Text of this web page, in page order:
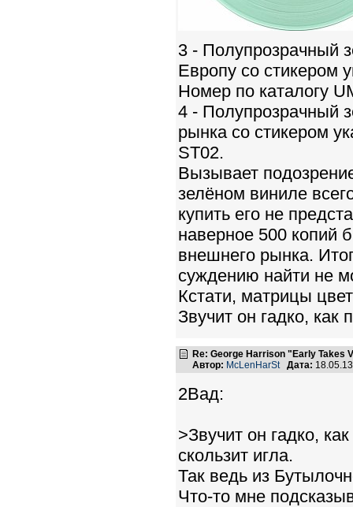
3 - Полупрозрачный
Европу со стикером
Номер по каталогу
4 - Полупрозрачный
рынка со стикером
ST02.
Вызывает
зелёном виниле
купить его не
наверное 500 копий
внешнего рынка.
суждению найти не
Кстати, матрицы
Звучит он гадко, как
Re: George Harrison "Early Takes
Автор: McLenHarSt Дата:
2Вад:
>Звучит он гадко,
скользит игла.
Так ведь из
Что-то мне